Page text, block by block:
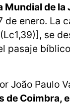
de la
enero. La
se
pasaje
João
de Coimbra,